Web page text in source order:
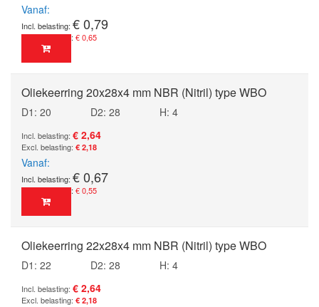
Vanaf
€ 0,79
€ 0,65
Oliekeerring 20x28x4 mm NBR (Nitril) type WBO
D1: 20 D2: 28
H: 4
€ 2,64
€ 2,18
Vanaf
€ 0,67
€ 0,55
Oliekeerring 22x28x4 mm NBR (Nitril) type WBO
D1: 22 D2: 28
H: 4
€ 2,64
€ 2,18